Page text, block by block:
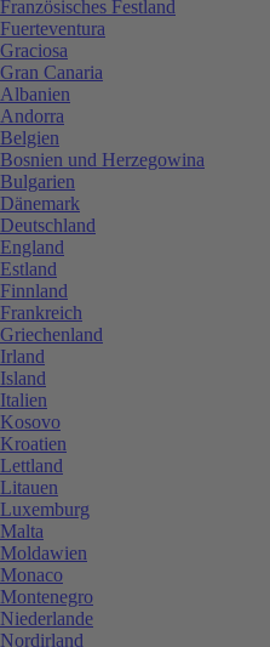
Französisches Festland
Fuerteventura
Graciosa
Gran Canaria
Albanien
Andorra
Belgien
Bosnien und Herzegowina
Bulgarien
Dänemark
Deutschland
England
Estland
Finnland
Frankreich
Griechenland
Irland
Island
Italien
Kosovo
Kroatien
Lettland
Litauen
Luxemburg
Malta
Moldawien
Monaco
Montenegro
Niederlande
Nordirland